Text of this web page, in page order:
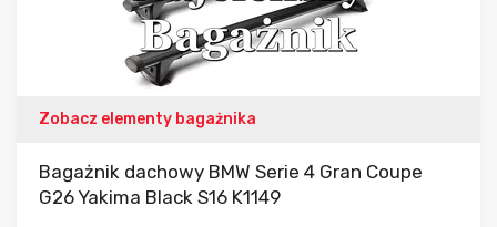
Zobacz elementy bagażnika
Bagażnik dachowy BMW Serie 4 Gran Coupe
G26 Yakima Black S16 K1149